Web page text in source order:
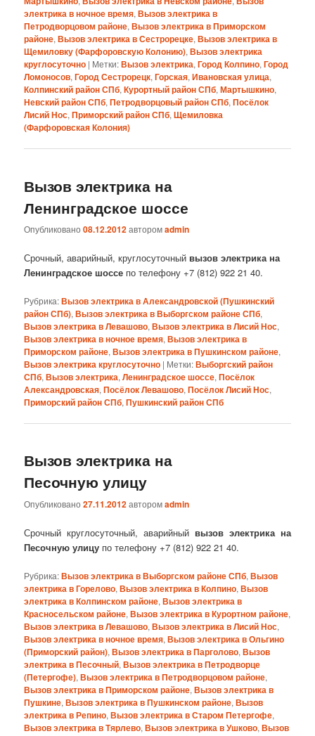
электрика в ночное время,Вызов электрика в
Петродворцовом районе,Вызов электрика в Приморском
районе,Вызов электрика в Сестрорецке,Вызов электрика в
Щемиловку (Фарфоровскую Колонию),Вызов электрика
круглосуточно | Метки:Вызов электрика,Город Колпино,Город
Ломоносов,Город Сестрорецк,Горская,Ивановская улица,
Колпинский район СПб,Курортный район СПб,Мартышкино,
Невский район СПб,Петродворцовый район СПб,Посёлок
Лисий Нос,Приморский район СПб,Щемиловка
(Фарфоровская Колония)
Вызов электрика на
Ленинградское шоссе
Опубликовано08.12.2012авторомadmin
Срочный, аварийный, круглосуточный вызов электрика на
Ленинградское шоссе по телефону +7 (812) 922 21 40.
Рубрика:Вызов электрика в Александровской (Пушкинский
район СПб),Вызов электрика в Выборгском районе СПб,
Вызов электрика в Левашово,Вызов электрика в Лисий Нос,
Вызов электрика в ночное время,Вызов электрика в
Приморском районе,Вызов электрика в Пушкинском районе,
Вызов электрика круглосуточно | Метки:Выборгский район
СПб,Вызов электрика,Ленинградское шоссе,Посёлок
Александровская,Посёлок Левашово,Посёлок Лисий Нос,
Приморский район СПб,Пушкинский район СПб
Вызов электрика на
Песочную улицу
Опубликовано27.11.2012авторомadmin
Срочный круглосуточный, аварийный вызов электрика на
Песочную улицу по телефону +7 (812) 922 21 40.
Рубрика:Вызов электрика в Выборгском районе СПб,Вызов
электрика в Горелово,Вызов электрика в Колпино,Вызов
электрика в Колпинском районе,Вызов электрика в
Красносельском районе,Вызов электрика в Курортном районе,
Вызов электрика в Левашово,Вызов электрика в Лисий Нос,
Вызов электрика в ночное время,Вызов электрика в Ольгино
(Приморский район),Вызов электрика в Парголово,Вызов
электрика в Песочный,Вызов электрика в Петродворце
(Петергофе),Вызов электрика в Петродворцовом районе,
Вызов электрика в Приморском районе,Вызов электрика в
Пушкине,Вызов электрика в Пушкинском районе,Вызов
электрика в Репино,Вызов электрика в Старом Петергофе,
Вызов электрика в Тярлево,Вызов электрика в Ушково,Вызов